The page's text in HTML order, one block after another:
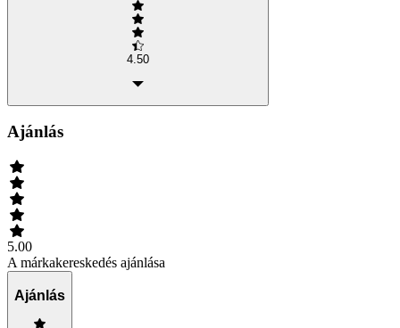
4.50
Ajánlás
5.00
A márkakereskedés ajánlása
Ajánlás